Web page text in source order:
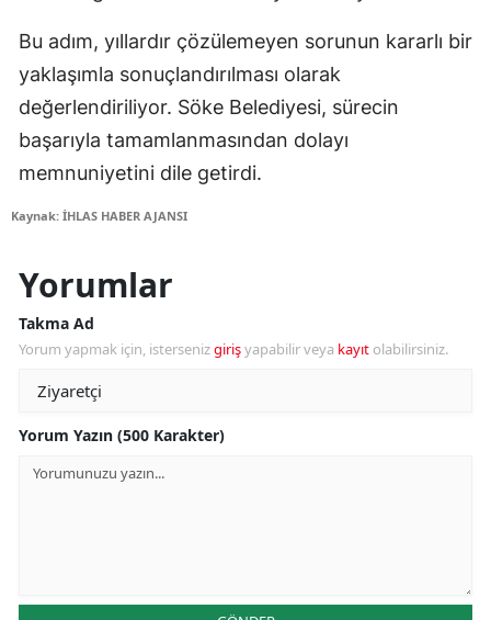
Bu adım, yıllardır çözülemeyen sorunun kararlı bir
yaklaşımla sonuçlandırılması olarak
değerlendiriliyor. Söke Belediyesi, sürecin
başarıyla tamamlanmasından dolayı
memnuniyetini dile getirdi.
Kaynak: İHLAS HABER AJANSI
Yorumlar
Takma Ad
Yorum yapmak için, istersenizgirişyapabilir veya kayıt olabilirsiniz.
Yorum Yazın (500 Karakter)